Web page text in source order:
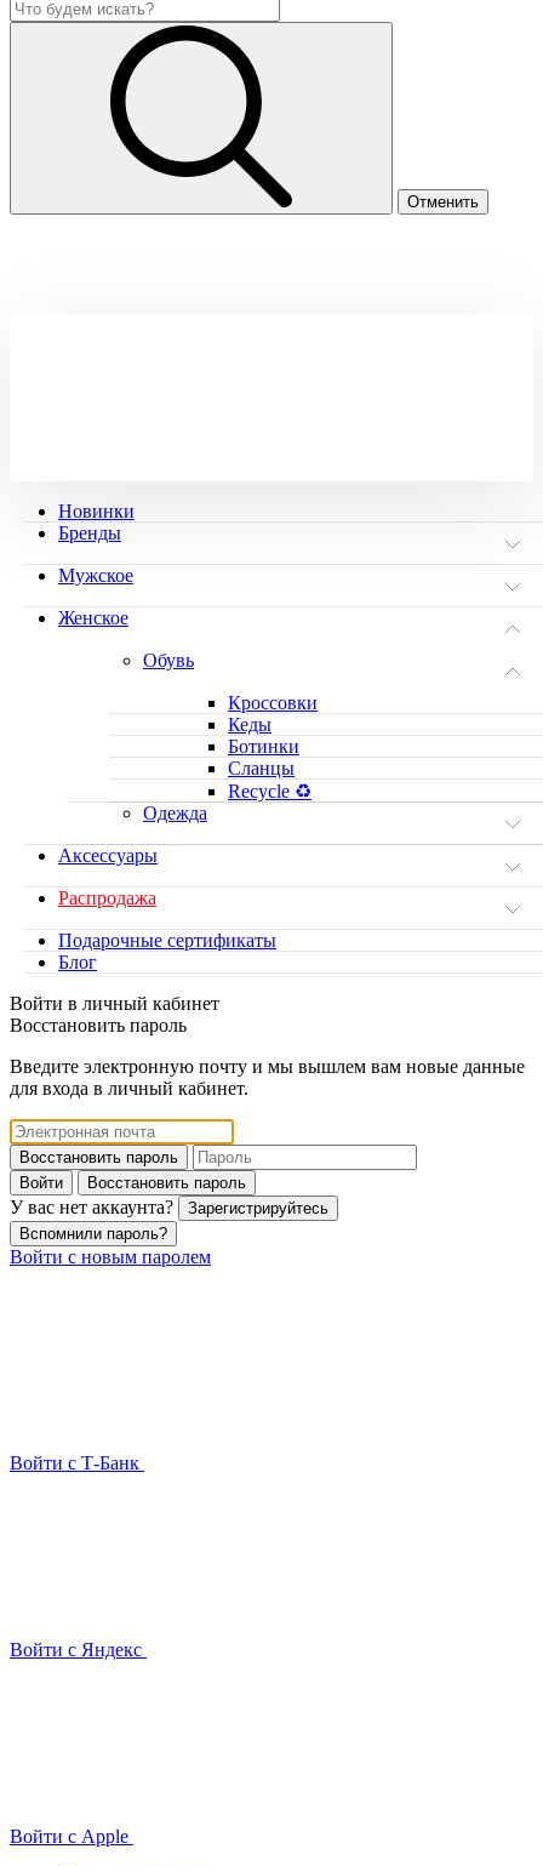
Новинки
Бренды
Мужское
Женское
Обувь
Кроссовки
Кеды
Ботинки
Сланцы
Recycle ♻️
Одежда
Аксессуары
Распродажа
Подарочные сертификаты
Блог
Войти в личный кабинет
Восстановить пароль
Введите электронную почту и мы вышлем вам новые данные
для входа в личный кабинет.
Восстановить пароль
Войти
Восстановить пароль
У вас нет аккаунта?
Зарегистрируйтесь
Вспомнили пароль?
Войти с новым паролем
Войти с Т-Банк
Войти с Яндекс
Войти с Apple